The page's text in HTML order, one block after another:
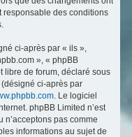
responsable des conditions
ci-après par « ils »,
», « phpBB
libre de forum, déclaré sous
(désigné ci-après par
. Le logiciel
phpBB Limited n’est
pas comme
informations au sujet de